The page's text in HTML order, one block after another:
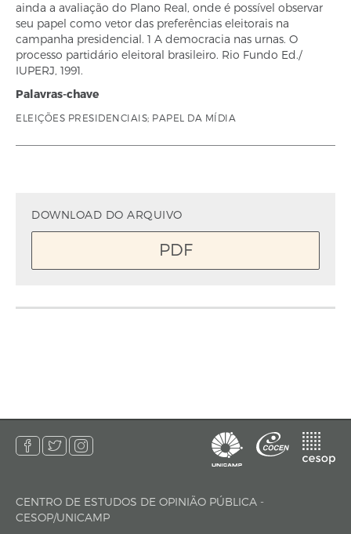
ainda a avaliação do Plano Real, onde é possível observar
seu papel como vetor das preferências eleitorais na
campanha presidencial. 1 A democracia nas urnas. O
processo partidário eleitoral brasileiro. Rio Fundo Ed./
IUPERJ, 1991.
Palavras-chave
ELEIÇÕES PRESIDENCIAIS; PAPEL DA MÍDIA
DOWNLOAD DO ARQUIVO
PDF
endereço
CENTRO DE ESTUDOS DE OPINIÃO PÚBLICA -
CESOP/UNICAMP